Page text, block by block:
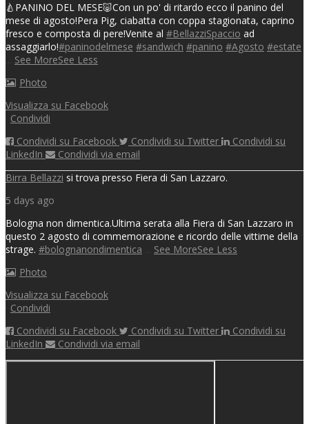
🍐PANINO DEL MESE🐷Con un po' di ritardo ecco il panino del
mese di agosto!Pera Pig, ciabatta con coppa stagionata, caprino
fresco e composta di pere!Venite al #BellazziSpaccio ad
assaggiarlo!#paninodelmese #sandwich #panino #Agosto #estate
See MoreSee Less
Photo
Visualizza su Facebook
Condividi
Condividi su Facebook
Condividi su Twitter
Condividi su
LinkedIn
Condividi via email
Birra Bellazzi si trova presso Fiera di San Lazzaro.
5 days ago
Bologna non dimentica.Ultima serata alla Fiera di San Lazzaro in
questo 2 agosto di commemorazione e ricordo delle vittime della
strage. #bolognanondimentica See MoreSee Less
Photo
Visualizza su Facebook
Condividi
Condividi su Facebook
Condividi su Twitter
Condividi su
LinkedIn
Condividi via email